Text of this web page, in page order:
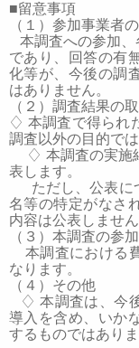
■留意事項
（１）参加事業者
本調査への参加、
であり、回答の有
化等が、今後の調
はありません。
（２）調査結果の
♢ 本調査で得られ
調査以外の目的で
♢ 本調査の実施
表します。
ただし、公表に
名等の特定がなさ
内容は公表しません
（３）本調査の参
本調査における
なります。
（４）その他
♢本調査は、今
導入を含め、いか
するものではありま